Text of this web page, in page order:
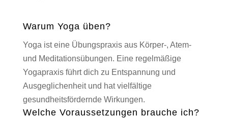
Warum Yoga üben?
Yoga ist eine Übungspraxis aus Körper-, Atem-
und Meditationsübungen. Eine regelmäßige
Yogapraxis führt dich zu Entspannung und
Ausgeglichenheit und hat vielfältige
gesundheitsfördernde Wirkungen.
Welche Voraussetzungen brauche ich?